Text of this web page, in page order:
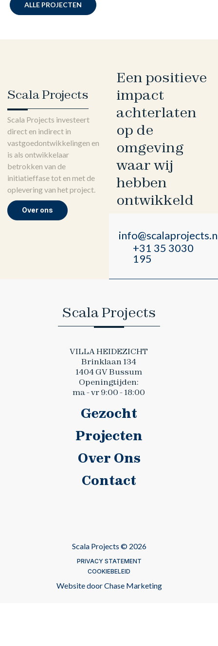
ALLE PROJECTEN
Scala Projects
Scala Projects investeert
direct en indirect in
vastgoedontwikkelingen en
is als ontwikkelaar
betrokken van de
initiatieffase tot en met de
oplevering van het project.
Over ons
Een positieve
impact
achterlaten
op de
omgeving
waar wij
hebben
ontwikkeld
+31 35 3030
195
Scala Projects
VILLA HEIDEZICHT
Brinklaan 134
1404 GV Bussum
Openingtijden:
ma - vr 9:00 - 18:00
Gezocht
Projecten
Over Ons
Contact
Scala Projects © 2026
PRIVACY STATEMENT
COOKIEBELEID
Website doorChase Marketing